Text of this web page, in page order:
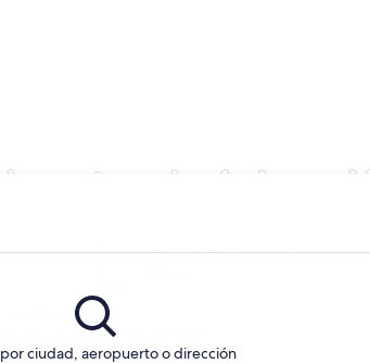
autos de Avis en
por ciudad, aeropuerto o dirección
Fecha de devolución
de 70 años
conductor joven o adulto mayor.